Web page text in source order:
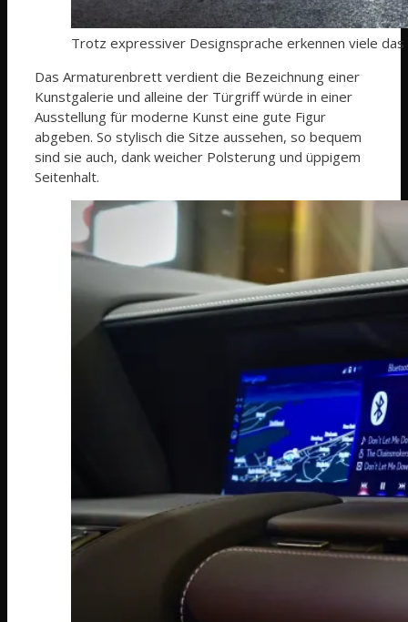
Trotz expressiver Designsprache erkennen viele
Das Armaturenbrett verdient die Bezeichnung einer
Kunstgalerie und alleine der Türgriff würde in einer
Ausstellung für moderne Kunst eine gute Figur
abgeben. So stylisch die Sitze aussehen, so bequem
sind sie auch, dank weicher Polsterung und üppigem
Seitenhalt.